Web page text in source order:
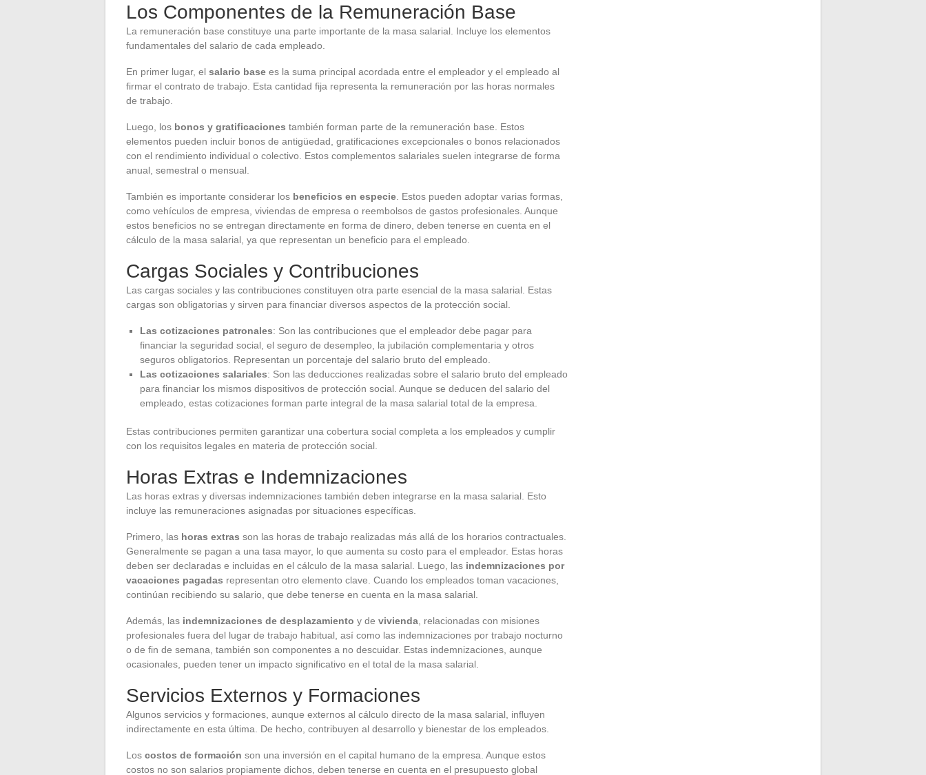
Los Componentes de la Remuneración Base
La remuneración base constituye una parte importante de la masa salarial. Incluye los elementos
fundamentales del salario de cada empleado.
En primer lugar, el salario base es la suma principal acordada entre el empleador y el empleado al
firmar el contrato de trabajo. Esta cantidad fija representa la remuneración por las horas normales
de trabajo.
Luego, los bonos y gratificaciones también forman parte de la remuneración base. Estos
elementos pueden incluir bonos de antigüedad, gratificaciones excepcionales o bonos relacionados
con el rendimiento individual o colectivo. Estos complementos salariales suelen integrarse de forma
anual, semestral o mensual.
También es importante considerar los beneficios en especie . Estos pueden adoptar varias formas,
como vehículos de empresa, viviendas de empresa o reembolsos de gastos profesionales. Aunque
estos beneficios no se entregan directamente en forma de dinero, deben tenerse en cuenta en el
cálculo de la masa salarial, ya que representan un beneficio para el empleado.
Cargas Sociales y Contribuciones
Las cargas sociales y las contribuciones constituyen otra parte esencial de la masa salarial. Estas
cargas son obligatorias y sirven para financiar diversos aspectos de la protección social.
Las cotizaciones patronales: Son las contribuciones que el empleador debe pagar para
financiar la seguridad social, el seguro de desempleo, la jubilación complementaria y otros
seguros obligatorios. Representan un porcentaje del salario bruto del empleado.
Las cotizaciones salariales: Son las deducciones realizadas sobre el salario bruto del empleado
para financiar los mismos dispositivos de protección social. Aunque se deducen del salario del
empleado, estas cotizaciones forman parte integral de la masa salarial total de la empresa.
Estas contribuciones permiten garantizar una cobertura social completa a los empleados y cumplir
con los requisitos legales en materia de protección social.
Horas Extras e Indemnizaciones
Las horas extras y diversas indemnizaciones también deben integrarse en la masa salarial. Esto
incluye las remuneraciones asignadas por situaciones específicas.
Primero, las horas extras son las horas de trabajo realizadas más allá de los horarios contractuales.
Generalmente se pagan a una tasa mayor, lo que aumenta su costo para el empleador. Estas horas
deben ser declaradas e incluidas en el cálculo de la masa salarial. Luego, las indemnizaciones por
vacaciones pagadas representan otro elemento clave. Cuando los empleados toman vacaciones,
continúan recibiendo su salario, que debe tenerse en cuenta en la masa salarial.
Además, las indemnizaciones de desplazamiento y de vivienda , relacionadas con misiones
profesionales fuera del lugar de trabajo habitual, así como las indemnizaciones por trabajo nocturno
o de fin de semana, también son componentes a no descuidar. Estas indemnizaciones, aunque
ocasionales, pueden tener un impacto significativo en el total de la masa salarial.
Servicios Externos y Formaciones
Algunos servicios y formaciones, aunque externos al cálculo directo de la masa salarial, influyen
indirectamente en esta última. De hecho, contribuyen al desarrollo y bienestar de los empleados.
Los costos de formación son una inversión en el capital humano de la empresa. Aunque estos
costos no son salarios propiamente dichos, deben tenerse en cuenta en el presupuesto global